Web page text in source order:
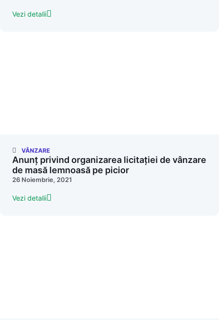
Vezi detalii
VÂNZARE
Anunț privind organizarea licitației de vânzare
de masă lemnoasă pe picior
26 Noiembrie, 2021
Vezi detalii